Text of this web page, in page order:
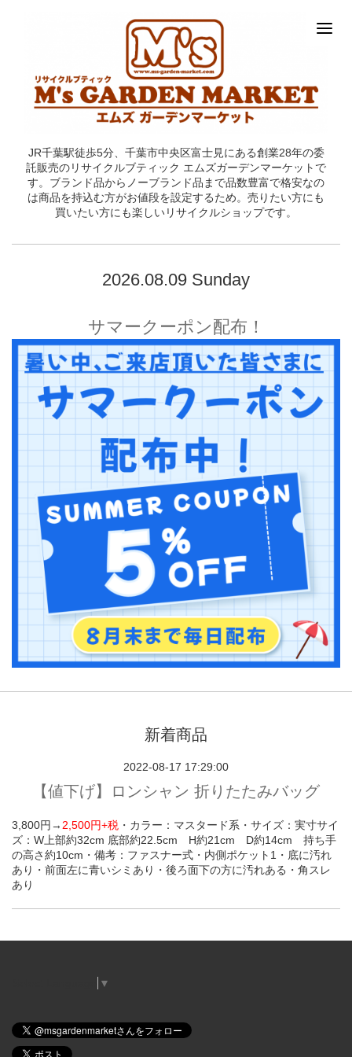
JR千葉駅徒歩5分、千葉市中央区富士見にある創業28年の委
託販売のリサイクルブティック エムズガーデンマーケットで
す。ブランド品からノーブランド品まで品数豊富で格安なの
は商品を持込む方がお値段を設定するため。売りたい方にも
買いたい方にも楽しいリサイクルショップです。
2026.08.09 Sunday
サマークーポン配布！
新着商品
2022-08-17 17:29:00
【値下げ】ロンシャン 折りたたみバッグ
3,800円→ 2,500円+税 ・カラー：マスタード系・ サイズ：実寸サイ
ズ：W上部約32cm 底部約22.5cm H約21cm D約14cm 持ち手
の高さ約10cm・ 備考：ファスナー式・内側ポケット1・底に汚れ
あり・前面左に青いシミあり・後ろ面下の方に汚れある・角スレ
あり
▼